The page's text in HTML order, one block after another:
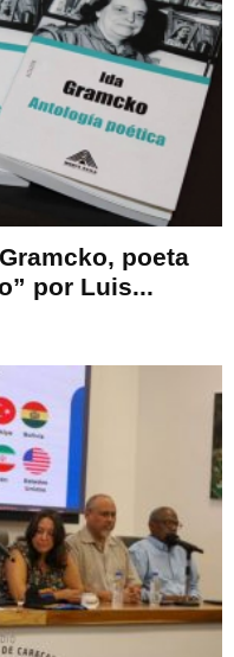
poeta
por Luis...